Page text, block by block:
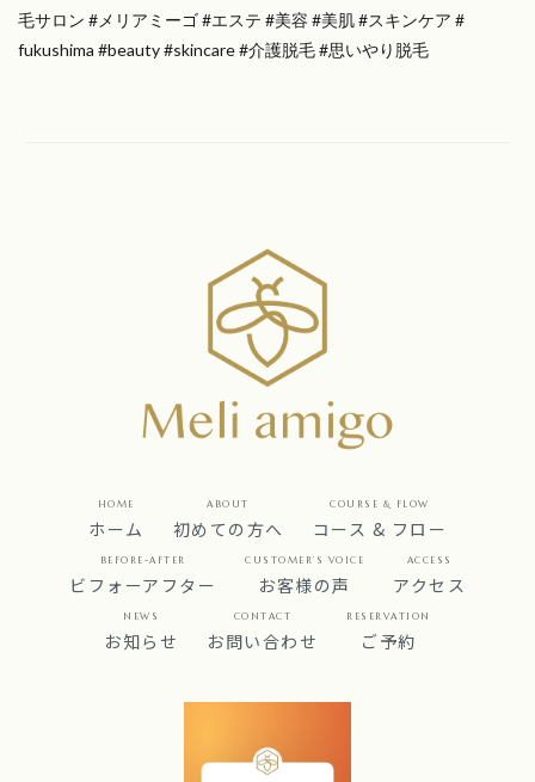
毛サロン #メリアミーゴ #エステ #美容 #美肌 #スキンケア #
fukushima #beauty #skincare #介護脱毛 #思いやり脱毛
HOME
ホーム
ABOUT
初めての方へ
COURSE & FLOW
コース & フロー
BEFORE-AFTER
ビフォーアフター
CUSTOMER’S VOICE
お客様の声
ACCESS
アクセス
NEWS
お知らせ
CONTACT
お問い合わせ
RESERVATION
ご予約